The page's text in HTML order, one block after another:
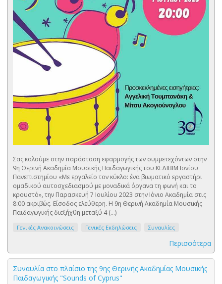
Σας καλούμε στην παράσταση εφαρμογής των συμμετεχόντων στην
9η Θερινή Ακαδημία Μουσικής Παιδαγωγικής του ΚΕΔΙΒΙΜ Ιονίου
Πανεπιστημίου «Με εργαλείο τον κύκλο: ένα βιωματικό εργαστήρι
ομαδικού αυτοσχεδιασμού με μοναδικά όργανα τη φωνή και το
κρουστό», την Παρασκευή 7 Ιουλίου 2023 στην Ιόνιο Ακαδημία στις
8:00 ακριβώς. Είσοδος ελεύθερη. Η 9η Θερινή Ακαδημία Μουσικής
Παιδαγωγικής διεξήχθη μεταξύ 4 (...)
Γενικές Ανακοινώσεις Γενικές Εκδηλώσεις Συναυλίες
Περισσότερα
Συναυλία στο πλαίσιο της 9ης Θερινής Ακαδημίας Μουσικής
Παιδαγωγικής "Sounds of Cyprus"